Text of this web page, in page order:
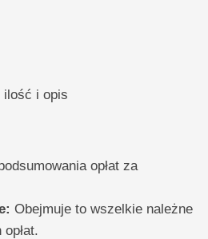
ilość i opis
opłat za
Obejmuje to wszelkie należne